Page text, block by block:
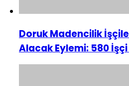
Doruk Madencilik
Alacak Eylemi: 580